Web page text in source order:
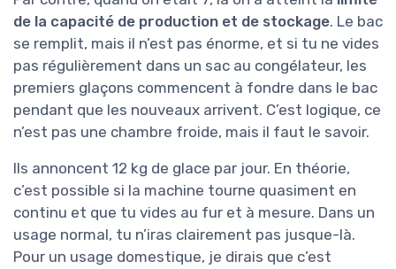
de la capacité de production et de stockage. Le bac
se remplit, mais il n’est pas énorme, et si tu ne vides
pas régulièrement dans un sac au congélateur, les
premiers glaçons commencent à fondre dans le bac
pendant que les nouveaux arrivent. C’est logique, ce
n’est pas une chambre froide, mais il faut le savoir.
Ils annoncent 12 kg de glace par jour. En théorie,
c’est possible si la machine tourne quasiment en
continu et que tu vides au fur et à mesure. Dans un
usage normal, tu n’iras clairement pas jusque-là.
Pour un usage domestique, je dirais que c’est